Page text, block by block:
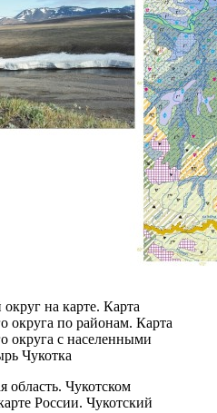
на карте. Карта
округа по районам. Карта
округа с населенными
Чукотка